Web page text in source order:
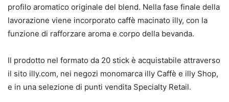
profilo aromatico originale del blend. Nella fase finale della
lavorazione viene incorporato caffè macinato illy, con la
funzione di rafforzare aroma e corpo della bevanda.
Il prodotto nel formato da 20 stick è acquistabile attraverso
il sito illy.com, nei negozi monomarca illy Caffè e illy Shop,
e in una selezione di punti vendita Specialty Retail.